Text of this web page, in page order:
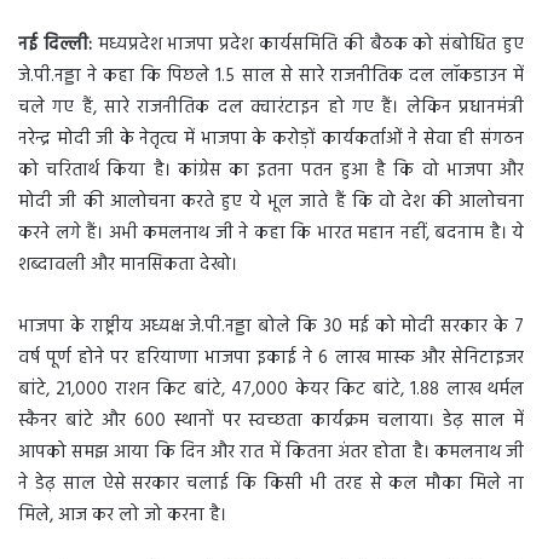
नई दिल्ली:मध्यप्रदेश भाजपा प्रदेश कार्यसमिति की बैठक को संबोधित हुए
जे.पी.नड्डा ने कहा कि पिछले 1.5 साल से सारे राजनीतिक दल लॉकडाउन में
चले गए हैं, सारे राजनीतिक दल क्वारंटाइन हो गए हैं। लेकिन प्रधानमंत्री
नरेन्द्र मोदी जी के नेतृत्व में भाजपा के करोड़ों कार्यकर्ताओं ने सेवा ही संगठन
को चरितार्थ किया है। कांग्रेस का इतना पतन हुआ है कि वो भाजपा और
मोदी जी की आलोचना करते हुए ये भूल जाते हैं कि वो देश की आलोचना
करने लगे हैं। अभी कमलनाथ जी ने कहा कि भारत महान नहीं, बदनाम है। ये
शब्दावली और मानसिकता देखो।
भाजपा के राष्ट्रीय अध्यक्ष जे.पी.नड्डा बोले कि 30 मई को मोदी सरकार के 7
वर्ष पूर्ण होने पर हरियाणा भाजपा इकाई ने 6 लाख मास्क और सेनिटाइजर
बांटे, 21,000 राशन किट बांटे, 47,000 केयर किट बांटे, 1.88 लाख थर्मल
स्कैनर बांटे और 600 स्थानों पर स्वच्छता कार्यक्रम चलाया। डेढ़ साल में
आपको समझ आया कि दिन और रात में कितना अंतर होता है। कमलनाथ जी
ने डेढ़ साल ऐसे सरकार चलाई कि किसी भी तरह से कल मौका मिले ना
मिले, आज कर लो जो करना है।